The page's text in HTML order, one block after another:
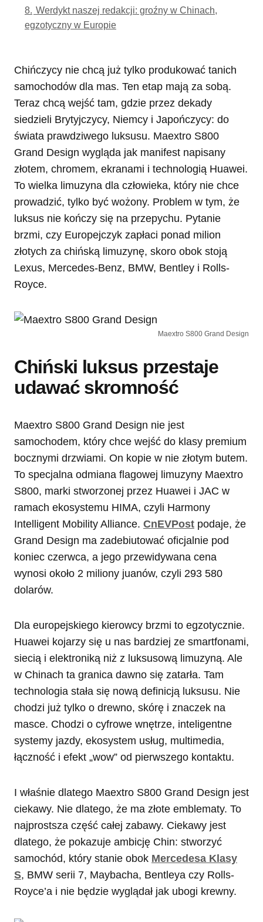
8. Werdykt naszej redakcji: groźny w Chinach,
egzotyczny w Europie
Chińczycy nie chcą już tylko produkować tanich
samochodów dla mas. Ten etap mają za sobą.
Teraz chcą wejść tam, gdzie przez dekady
siedzieli Brytyjczycy, Niemcy i Japończycy: do
świata prawdziwego luksusu. Maextro S800
Grand Design wygląda jak manifest napisany
złotem, chromem, ekranami i technologią Huawei.
To wielka limuzyna dla człowieka, który nie chce
prowadzić, tylko być wożony. Problem w tym, że
luksus nie kończy się na przepychu. Pytanie
brzmi, czy Europejczyk zapłaci ponad milion
złotych za chińską limuzynę, skoro obok stoją
Lexus, Mercedes-Benz, BMW, Bentley i Rolls-
Royce.
Maextro S800 Grand Design
Chiński luksus przestaje
udawać skromność
Maextro S800 Grand Design nie jest
samochodem, który chce wejść do klasy premium
bocznymi drzwiami. On kopie w nie złotym butem.
To specjalna odmiana flagowej limuzyny Maextro
S800, marki stworzonej przez Huawei i JAC w
ramach ekosystemu HIMA, czyli Harmony
Intelligent Mobility Alliance. CnEVPost podaje, że
Grand Design ma zadebiutować oficjalnie pod
koniec czerwca, a jego przewidywana cena
wynosi około 2 miliony juanów, czyli 293 580
dolarów.
Dla europejskiego kierowcy brzmi to egzotycznie.
Huawei kojarzy się u nas bardziej ze smartfonami,
siecią i elektroniką niż z luksusową limuzyną. Ale
w Chinach ta granica dawno się zatarła. Tam
technologia stała się nową definicją luksusu. Nie
chodzi już tylko o drewno, skórę i znaczek na
masce. Chodzi o cyfrowe wnętrze, inteligentne
systemy jazdy, ekosystem usług, multimedia,
łączność i efekt „wow” od pierwszego kontaktu.
I właśnie dlatego Maextro S800 Grand Design jest
ciekawy. Nie dlatego, że ma złote emblematy. To
najprostsza część całej zabawy. Ciekawy jest
dlatego, że pokazuje ambicję Chin: stworzyć
samochód, który stanie obok Mercedesa Klasy
S, BMW serii 7, Maybacha, Bentleya czy Rolls-
Royce’a i nie będzie wyglądał jak ubogi krewny.